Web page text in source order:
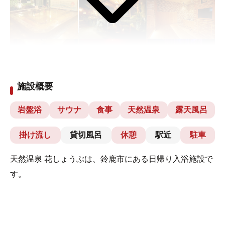
施設概要
岩盤浴 サウナ 食事 天然温泉 露天風呂
掛け流し 貸切風呂 休憩 駅近 駐車
天然温泉 花しょうぶは、鈴鹿市にある日帰り入浴施設で
す。